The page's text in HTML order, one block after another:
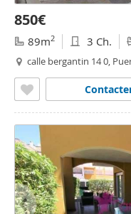
850€
89m2 3 Ch.
calle bergantin 14 0,